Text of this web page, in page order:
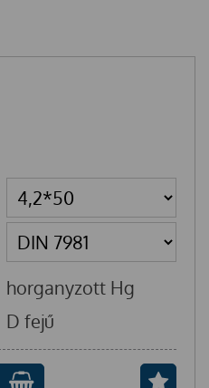
horganyzott Hg
D fejű